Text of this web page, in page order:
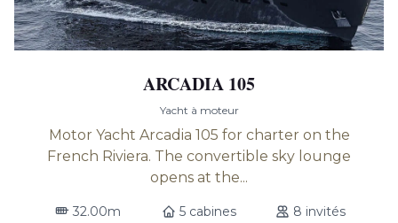
ARCADIA 105
Yacht à moteur
Motor Yacht Arcadia 105 for charter on the
French Riviera. The convertible sky lounge
opens at the...
32.00m 5 cabines
8 invités